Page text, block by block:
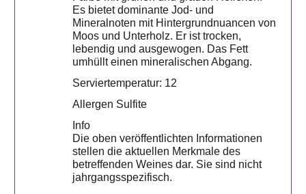
Es bietet dominante Jod- und
Mineralnoten mit Hintergrundnuancen von
Moos und Unterholz. Er ist trocken,
lebendig und ausgewogen. Das Fett
umhüllt einen mineralischen Abgang.
Serviertemperatur: 12
Allergen Sulfite
Info
Die oben veröffentlichten Informationen
stellen die aktuellen Merkmale des
betreffenden Weines dar. Sie sind nicht
jahrgangsspezifisch.